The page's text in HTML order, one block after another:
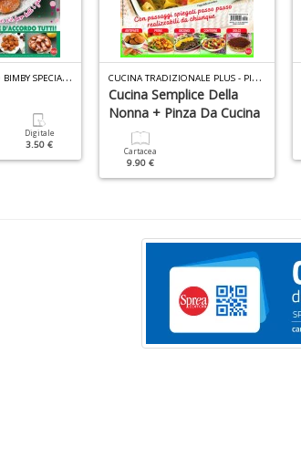
R
ICETTE PER IL MIO BIMBY SPECIALE N.5
Digitale
3.50 €
C
UCINA TRADIZIONALE PLUS - PINZA N.1
Cucina Semplice Della
Nonna + Pinza Da Cucina
Cartacea
9.90 €